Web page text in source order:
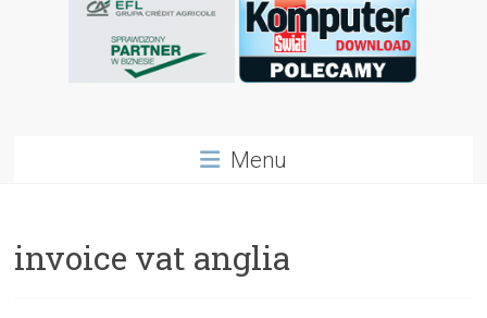
Menu
invoice vat anglia